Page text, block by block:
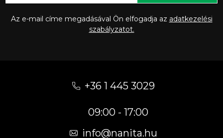
Az e-mail címe megadásával Ön elfogadja az adatkezelési
szabályzatot.
+36 1 445 3029
09:00 - 17:00
info@nanita.hu